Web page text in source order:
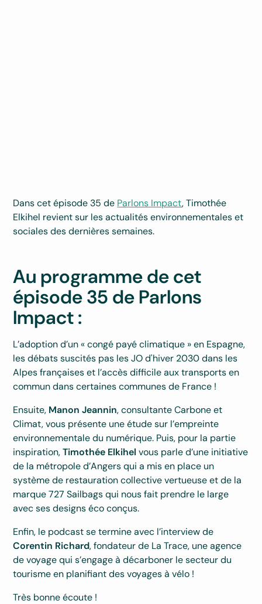
Dans cet épisode 35 de Parlons Impact, Timothée
Elkihel revient sur les actualités environnementales et
sociales des dernières semaines.
Au programme de cet
épisode 35 de Parlons
Impact:
L’adoption d’un « congé payé climatique » en Espagne,
les débats suscités pas les JO d'hiver 2030 dans les
Alpes françaises et l’accès difficile aux transports en
commun dans certaines communes de France !
Ensuite, Manon Jeannin, consultante Carbone et
Climat, vous présente une étude sur l’empreinte
environnementale du numérique. Puis, pour la partie
inspiration,Timothée Elkihel vous parle d’une initiative
de la métropole d’Angers qui a mis en place un
système de restauration collective vertueuse et de la
marque 727 Sailbags qui nous fait prendre le large
avec ses designs éco conçus.
Enfin, le podcast se termine avec l’interview de
Corentin Richard, fondateur de La Trace, une agence
de voyage qui s’engage à décarboner le secteur du
tourisme en planifiant des voyages à vélo !
Très bonne écoute !